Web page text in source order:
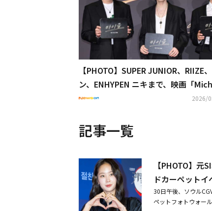
【PHOTO】SUPER JUNIOR、RIIZE
ン、ENHYPEN ニキまで、映画「
イケル」VIP試写会に出席
2026/
記事一覧
【PHOTO】元
ドカーペット
30日午後、ソウル
ペットフォトウォー